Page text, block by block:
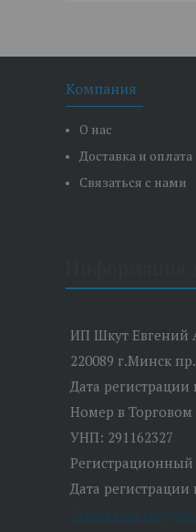
Компания
О нас
Доставка и оплата
Связаться с нами
ИП Шкут Евгений
220089 г.Минск
Дата регистрации
Номер в Торговом
УНП: 291162327
Дата